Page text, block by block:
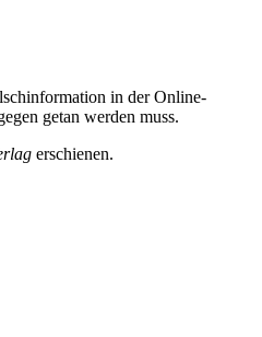
in der Online-
getan werden muss.
erschienen.